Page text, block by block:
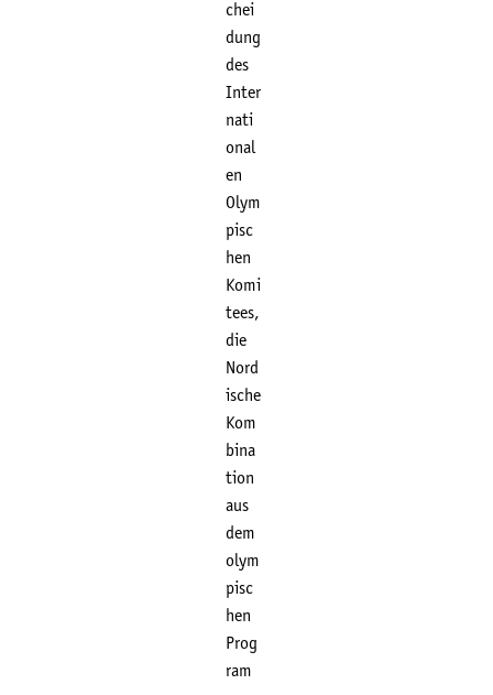
chei
dung
des
Inter
nati
onal
en
Olym
pisc
hen
Komi
tees,
die
Nord
ische
Kom
bina
tion
aus
dem
olym
pisc
hen
Prog
ram